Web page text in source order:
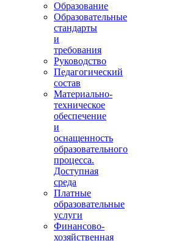
Образование
Образовательные
стандарты
и
требования
Руководство
Педагогический
состав
Материально-
техническое
обеспечение
и
оснащенность
образовательного
процесса.
Доступная
среда
Платные
образовательные
услуги
Финансово-
хозяйственная